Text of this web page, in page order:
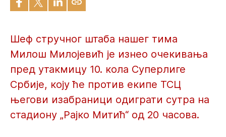
Шеф стручног штаба нашег тима
Милош Милојевић је изнео очекивања
пред утакмицу 10. кола Суперлиге
Србије, коју ће против екипе ТСЦ
његови изабраници одиграти сутра на
стадиону „Рајко Митић“ од 20 часова.